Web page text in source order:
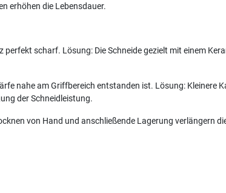
erhöhen die Lebensdauer.
scharf. Lösung: Die Schneide gezielt mit einem
nahe am Griffbereich entstanden ist. Lösung: Kleinere
der Schneidleistung.
von Hand und anschließende Lagerung verlängern